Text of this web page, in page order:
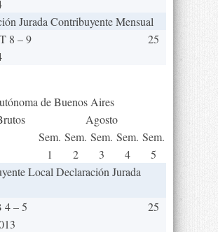
Jurada Contribuyente Mensual
8 – 9
25
de Buenos Aires
Agosto
Sem.
1
Sem.
2
Sem.
3
Sem.
4
Sem.
5
Local Declaración Jurada
4 – 5
25